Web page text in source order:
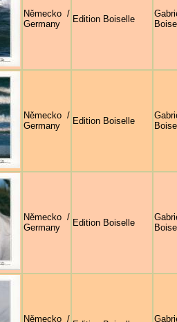
Německo /
Germany
Edition Boiselle
Německo /
Germany
Edition Boiselle
Německo /
Germany
Edition Boiselle
Německo /